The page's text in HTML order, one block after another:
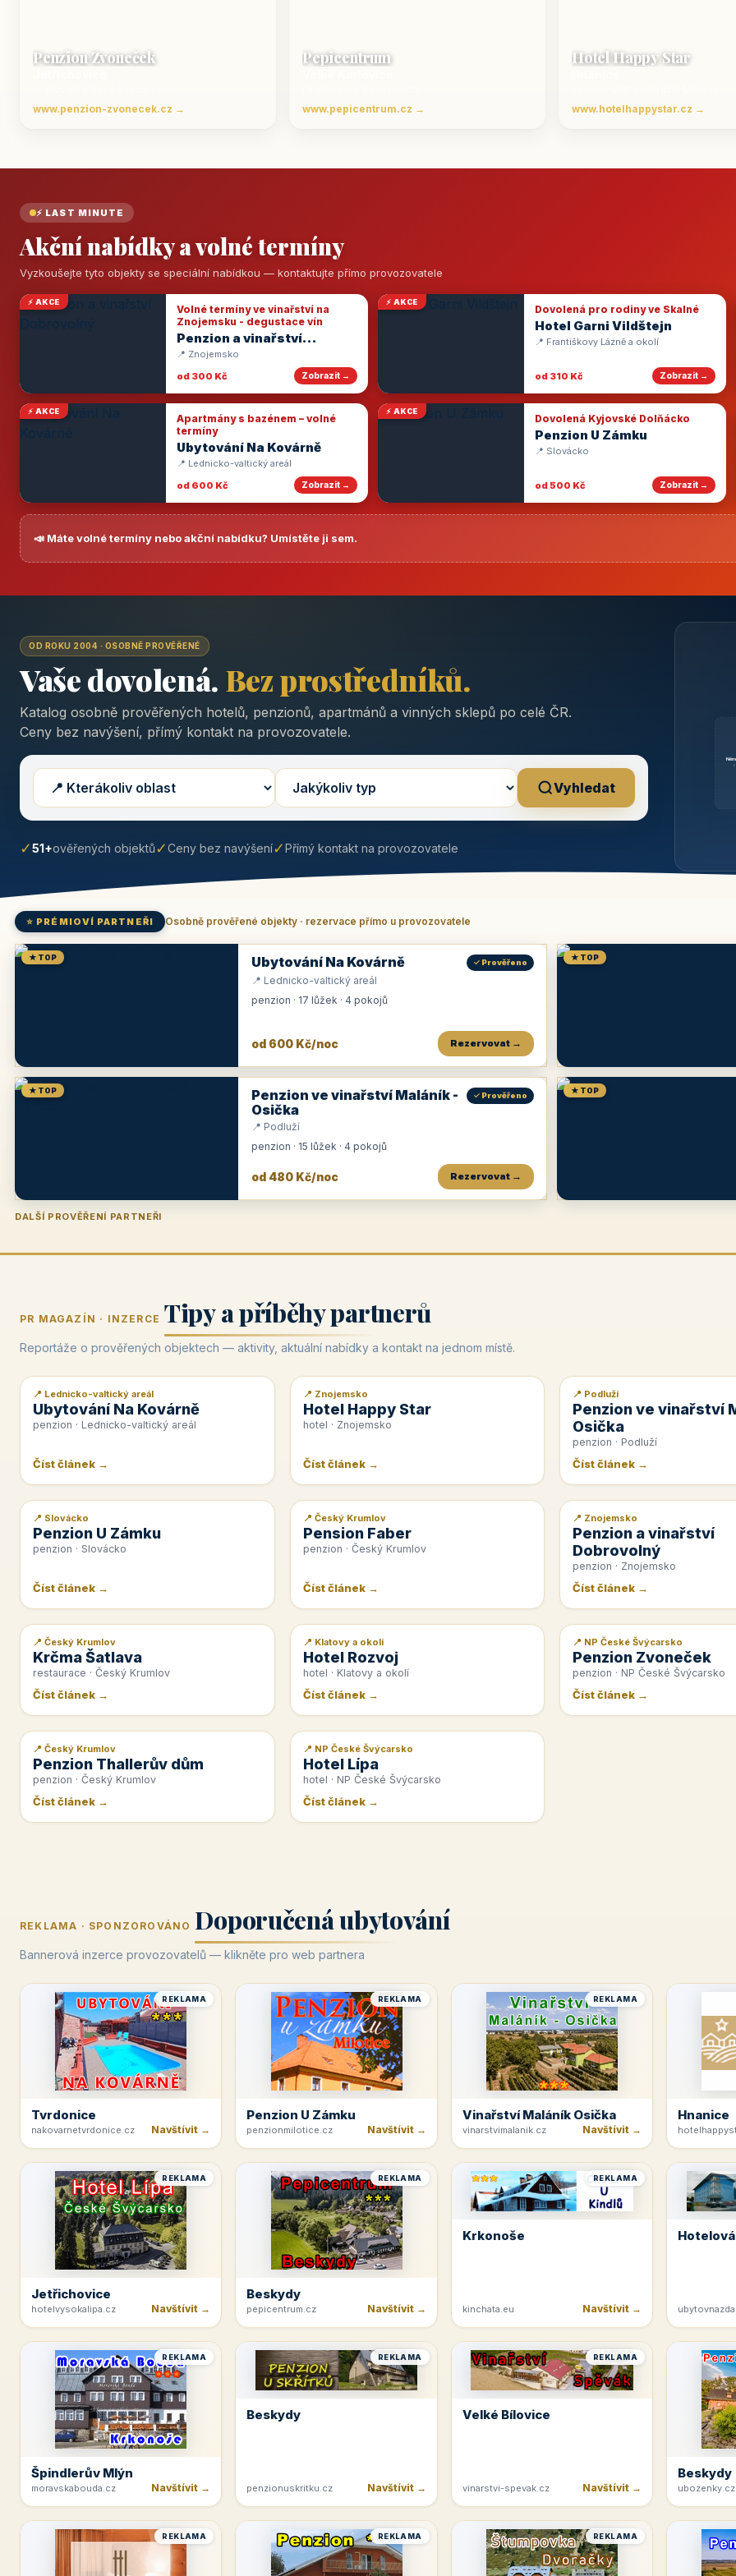
Penzion Zvoneček
www.penzion-zvonecek.cz →
Pepicentrum
www.pepicentrum.cz →
Hotel Happy Star
www.hotelhappystar.cz →
⚡ LAST MINUTE
Akční nabídky a volné termíny
Vyzkoušejte tyto objekty se speciální nabídkou — kontaktujte přímo provozovatele
⚡ AKCE
Volné termíny ve vinařství na
Znojemsku - degustace vín
Penzion a vinařství
Dobrovolný
📍 Znojemsko
od 300 Kč
Zobrazit →
⚡ AKCE
Dovolená pro rodiny ve Skalné
Hotel Garni Vildštejn
📍 Františkovy Lázně a okolí
od 310 Kč Zobrazit →
⚡ AKCE
Apartmány s bazénem – volné
termíny
Ubytování Na Kovárně
📍 Lednicko-valtický areál
od 600 Kč
Zobrazit →
⚡ AKCE
Dovolená Kyjovské Dolňácko
Penzion U Zámku
📍 Slovácko
od 500 Kč Zobrazit →
📣 Máte volné termíny nebo akční nabídku? Umístěte ji sem.
OD ROKU 2004 · OSOBNĚ PROVĚŘENÉ
Vaše dovolená. Bez prostředníků.
Katalog osobně prověřených hotelů, penzionů, apartmánů a vinných sklepů po celé ČR.
Ceny bez navýšení, přímý kontakt na provozovatele.
Vyhledat
✓51+ověřených objektů✓Ceny bez navýšení✓Přímý kontakt na provozovatele
⭐ PRÉMIOVÍ PARTNEŘI Osobně prověřené objekty · rezervace přímo u provozovatele
★ TOP Ubytování Na Kovárně ✓ Prověřeno
📍 Lednicko-valtický areál
penzion · 17 lůžek · 4 pokojů
od 600 Kč/noc Rezervovat →
★ TOP
★ TOP
Penzion ve vinařství Maláník -
Osička
✓ Prověřeno
📍 Podluží
penzion · 15 lůžek · 4 pokojů
od 480 Kč/noc Rezervovat →
★ TOP
DALŠÍ PROVĚŘENÍ PARTNEŘI
Penzion U Zámku Pension Faber
PR MAGAZÍN · INZERCE Tipy a příběhy partnerů
Reportáže o prověřených objektech — aktivity, aktuální nabídky a kontakt na jednom místě.
📰 PR článek
📍 Lednicko-valtický areál
Ubytování Na Kovárně
penzion · Lednicko-valtický areál
Číst článek →
📰 PR článek
📍 Znojemsko
Hotel Happy Star
hotel · Znojemsko
Číst článek →
📰 PR článek
📍 Podluží
Penzion ve vinařství
Osička
penzion · Podluží
Číst článek →
📰 PR článek
📍 Slovácko
Penzion U Zámku
penzion · Slovácko
Číst článek →
📰 PR článek
📍 Český Krumlov
Pension Faber
penzion · Český Krumlov
Číst článek →
📰 PR článek
📍 Znojemsko
Penzion a vinařství
Dobrovolný
penzion · Znojemsko
Číst článek →
📰 PR článek
📍 Český Krumlov
Krčma Šatlava
restaurace · Český Krumlov
Číst článek →
📰 PR článek
📍 Klatovy a okolí
Hotel Rozvoj
hotel · Klatovy a okolí
Číst článek →
📰 PR článek
📍 NP České Švýcarsko
Penzion Zvoneček
penzion · NP České Švýcarsko
Číst článek →
📰 PR článek
📍 Český Krumlov
Penzion Thallerův dům
penzion · Český Krumlov
Číst článek →
📰 PR článek
📍 NP České Švýcarsko
Hotel Lípa
hotel · NP České Švýcarsko
Číst článek →
REKLAMA · SPONZOROVÁNO Doporučená ubytování
Bannerová inzerce provozovatelů — klikněte pro web partnera
REKLAMA
Tvrdonice
nakovarnetvrdonice.cz Navštívit →
REKLAMA
Penzion U Zámku
penzionmilotice.cz Navštívit →
REKLAMA
Vinařství Maláník Osička
vinarstvimalanik.cz Navštívit →
Hnanice
REKLAMA
Jetřichovice
hotelvysokalipa.cz Navštívit →
REKLAMA
Beskydy
pepicentrum.cz Navštívit →
REKLAMA
Krkonoše
kinchata.eu Navštívit →
REKLAMA
Špindlerův Mlýn
moravskabouda.cz Navštívit →
REKLAMA
Beskydy
penzionuskritku.cz Navštívit →
REKLAMA
Velké Bílovice
vinarstvi-spevak.cz Navštívit →
Beskydy
ubozenky.cz
REKLAMA REKLAMA REKLAMA